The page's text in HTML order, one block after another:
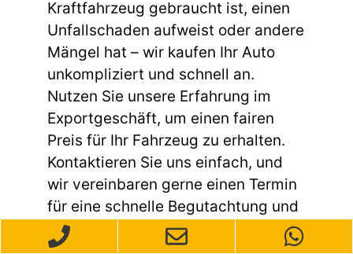
Kraftfahrzeug gebraucht ist, einen
Unfallschaden aufweist oder andere
Mängel hat – wir kaufen Ihr Auto
unkompliziert und schnell an.
Nutzen Sie unsere Erfahrung im
Exportgeschäft, um einen fairen
Preis für Ihr Fahrzeug zu erhalten.
Kontaktieren Sie uns einfach, und
wir vereinbaren gerne einen Termin
für eine schnelle Begutachtung und
ein unverbindliches Angebot.
Verlassen Sie sich darauf, dass wir